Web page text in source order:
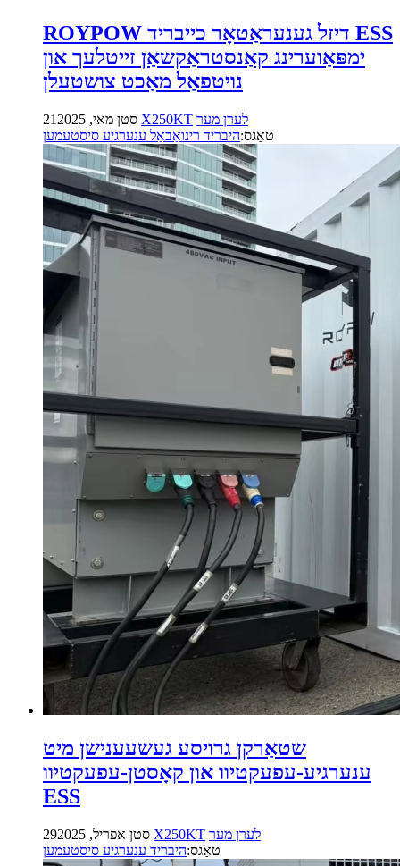
ROYPOW דיזל גענעראַטאָר כייבריד ESS
ימפּאַוערינג קאַנסטראַקשאַן זייטלעך און
נויטפאַל מאַכט צושטעלן
21סטן מאי, 2025 X250KT לערן מער
טאַגס:היבריד רינואַבאַל ענערגיע סיסטעמען
שטאַרקן גרויסע געשעענישן מיט
ענערגיע-עפעקטיוו און קאָסטן-עפעקטיוו
ESS
29סטן אפריל, 2025 X250KT לערן מער
טאַגס:היבריד ענערגיע סיסטעמען